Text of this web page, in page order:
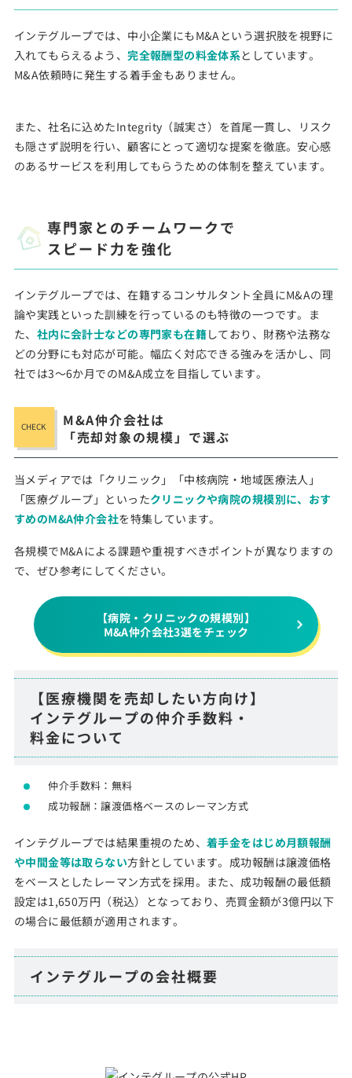
インテグループでは、中小企業にもM&Aという選択肢を視野に
入れてもらえるよう、完全報酬型の料金体系としています。
M&A依頼時に発生する着手金もありません。
また、社名に込めたIntegrity（誠実さ）を首尾一貫し、リスク
も隠さず説明を行い、顧客にとって適切な提案を徹底。安心感
のあるサービスを利用してもらうための体制を整えています。
専門家とのチームワークで
スピード力を強化
インテグループでは、在籍するコンサルタント全員にM&Aの理
論や実践といった訓練を行っているのも特徴の一つです。ま
た、 社内に会計士などの専門家も在籍しており、財務や法務な
どの分野にも対応が可能。幅広く対応できる強みを活かし、同
社では3～6か月でのM&A成立を目指しています。
M&A仲介会社は
「売却対象の規模」で選ぶ
当メディアでは「クリニック」「中核病院・地域医療法人」
「医療グループ」といったクリニックや病院の規模別に、おす
すめのM&A仲介会社を特集しています。
各規模でM&Aによる課題や重視すべきポイントが異なりますの
で、ぜひ参考にしてください。
【病院・クリニックの規模別】
M&A仲介会社3選をチェック
【医療機関を売却したい方向け】
インテグループの仲介手数料・
料金について
仲介手数料：無料
成功報酬：譲渡価格ベースのレーマン方式
インテグループでは結果重視のため、着手金をはじめ月額報酬
や中間金等は取らない方針としています。成功報酬は譲渡価格
をベースとしたレーマン方式を採用。また、成功報酬の最低額
設定は1,650万円（税込）となっており、売買金額が3億円以下
の場合に最低額が適用されます。
インテグループの会社概要